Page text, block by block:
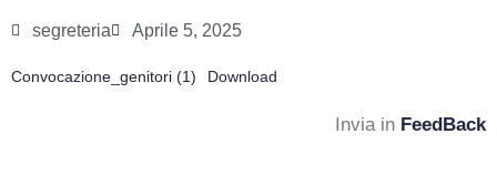
segreteria Aprile 5, 2025
Convocazione_genitori (1) Download
Invia in FeedBack